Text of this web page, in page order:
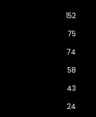
152
75
74
58
43
24